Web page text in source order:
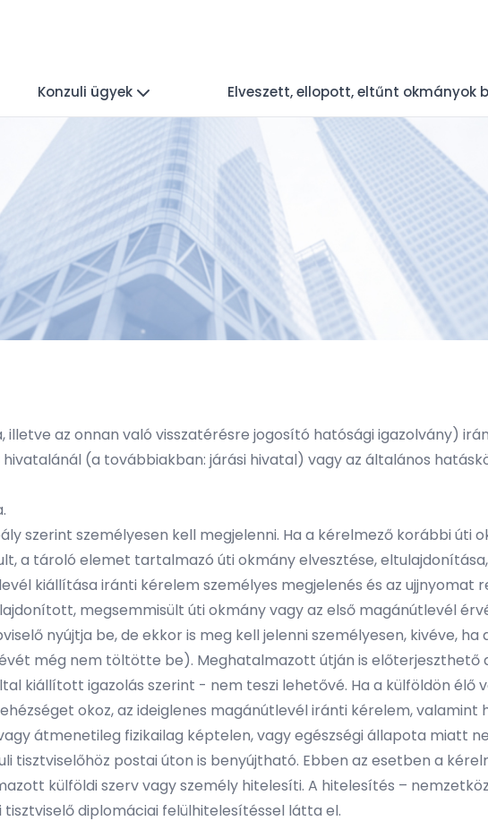
Konzuli ügyek Elveszett, ellopott, eltűnt okmányok
az onnan való visszatérésre jogosító hatósági igazolvány)
(a továbbiakban: járási hivatal) vagy az általános
szerint személyesen kell megjelenni. Ha a kérelmező korábbi úti
a tároló elemet tartalmazó úti okmány elvesztése,
kiállítása iránti kérelem személyes megjelenés és az ujjnyomat
megsemmisült úti okmány vagy az első magánútlevél
nyújtja be, de ekkor is meg kell jelenni személyesen, kivéve, ha
még nem töltötte be). Meghatalmazott útján is előterjeszthető
kiállított igazolás szerint - nem teszi lehetővé. Ha a külföldön élő
okoz, az ideiglenes magánútlevél iránti kérelem,
átmenetileg fizikailag képtelen, vagy egészségi állapota miatt
tisztviselőhöz postai úton is benyújtható. Ebben az esetben a
külföldi szerv vagy személy hitelesíti. A hitelesítés –
diplomáciai felülhitelesítéssel látta el.